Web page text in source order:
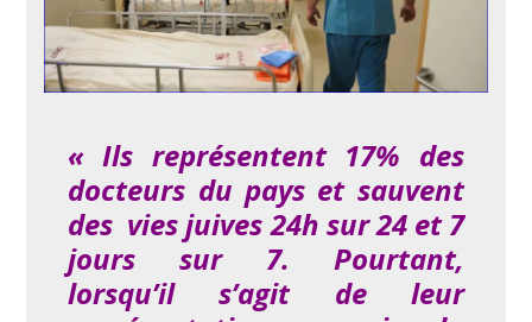
« Ils représentent 17% des
docteurs du pays et sauvent
des vies juives 24h sur 24 et 7
jours sur 7. Pourtant,
lorsqu’il s’agit de leur